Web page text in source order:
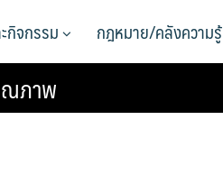
กิจกรรม กฎหมาย/คลังความรู้
ณภาพ